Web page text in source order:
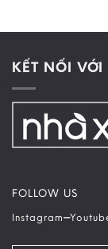
KẾT NỐI
FOLLOW US
Instagram–